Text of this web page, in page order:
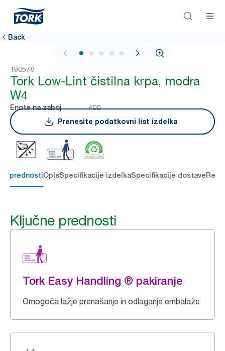
Back
1 / 5
190578
Tork Low-Lint čistilna krpa, modra
W4
Enote na zaboj
400
Prenesite podatkovni list izdelka
prednostiOpisSpecifikacije izdelkaSpecifikacije dostave
Ključne prednosti
Tork Easy Handling ® pakiranje
Omogoča lažje prenašanje in odlaganje embalaže